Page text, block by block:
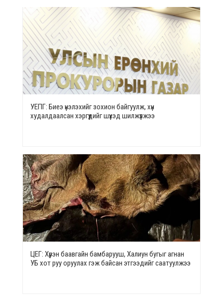
УЕПГ: Биеэ үнэлэхийг зохион байгуулж, хүн
худалдаалсан хэргүүдийг шүүхэд шилжүүлжээ
ЦЕГ: Хүрэн баавгайн бамбарууш, Халиун бугыг агнан
УБ хот руу оруулах гэж байсан этгээдийг саатуулжээ